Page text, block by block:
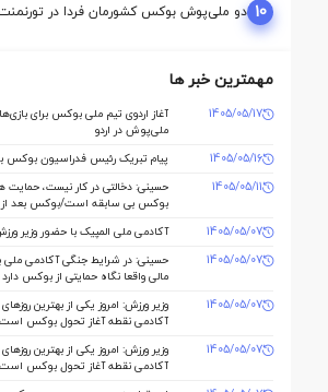
10 دو ملی‌پوش بوکس کشورمان فردا در تورنمنت
رینگ می‌روند
مهمترین خبر ها
1405/05/17
ملی‌پوش در اردو
1405/05/16
پیام تبریک رئیس فدراسیون بوکس
1405/05/11
حسینی: دخالتی در کار نیست، حمایت
1405/05/07
آکادمی ملی المپیک با حضور وزیر
1405/05/07
حسینی: در شرایط جنگی آکادمی ملی
مالی واقعا نگاه حمایتی از بوکس دارد
1405/05/07
وزیر ورزش: امروز یکی از بهترین
آکادمی نقطه آغاز تحول بوکس است
1405/05/07
وزیر ورزش: امروز یکی از بهترین
آکادمی نقطه آغاز تحول بوکس است